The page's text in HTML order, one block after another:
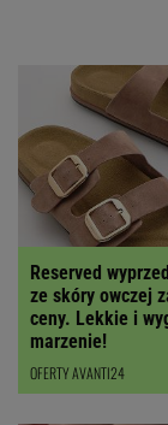
Reserved
ze skóry owczej
ceny. Lekkie i
marzenie!
OFERTY AVANTI24